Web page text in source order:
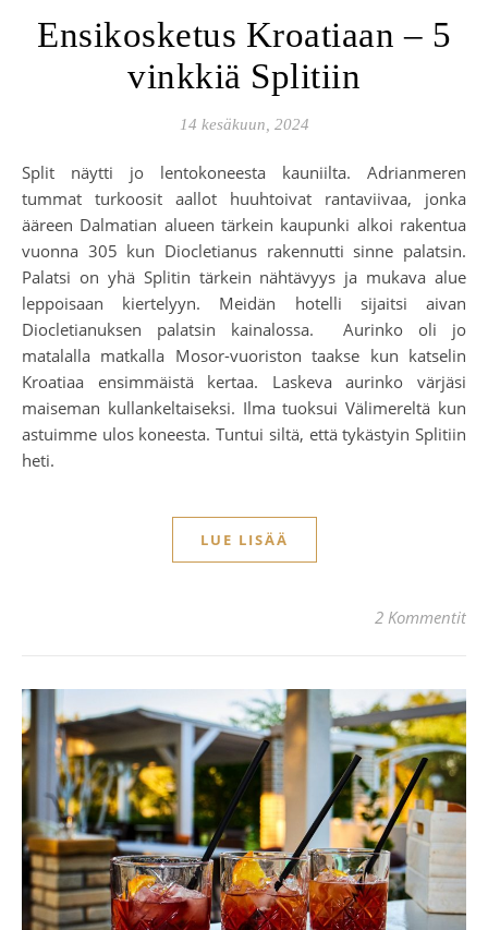
Ensikosketus Kroatiaan – 5
vinkkiä Splitiin
14 kesäkuun, 2024
Split näytti jo lentokoneesta kauniilta. Adrianmeren
tummat turkoosit aallot huuhtoivat rantaviivaa, jonka
ääreen Dalmatian alueen tärkein kaupunki alkoi rakentua
vuonna 305 kun Diocletianus rakennutti sinne palatsin.
Palatsi on yhä Splitin tärkein nähtävyys ja mukava alue
leppoisaan kiertelyyn. Meidän hotelli sijaitsi aivan
Diocletianuksen palatsin kainalossa. Aurinko oli jo
matalalla matkalla Mosor-vuoriston taakse kun katselin
Kroatiaa ensimmäistä kertaa. Laskeva aurinko värjäsi
maiseman kullankeltaiseksi. Ilma tuoksui Välimereltä kun
astuimme ulos koneesta. Tuntui siltä, että tykästyin Splitiin
heti.
LUE LISÄÄ
2 Kommentit